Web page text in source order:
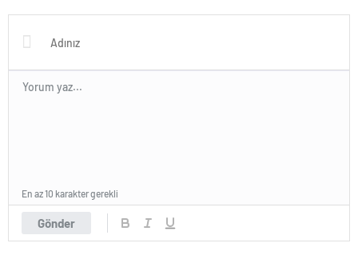
RENKLENİYOR!
Mayıs’ta Kentin Dört Bir
Gönder
En az 10 karakter gerekli